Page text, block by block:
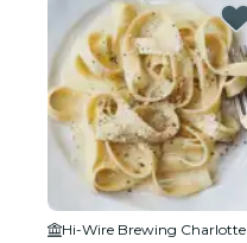
Hi-Wire Brewing Charlotte